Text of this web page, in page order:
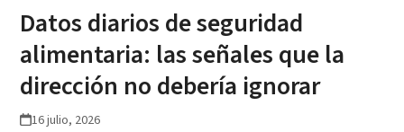
Datos diarios de seguridad
alimentaria: las señales que la
dirección no debería ignorar
16 julio, 2026